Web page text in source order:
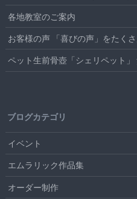
各地教室のご案内
お客様の声 「喜びの声」をたく
ペット生前骨壺「シェリペット」
ブログカテゴリ
イベント
エムラリック作品集
オーダー制作